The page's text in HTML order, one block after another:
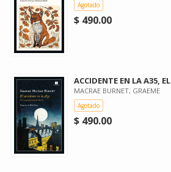
Agotado
$ 490.00
ACCIDENTE EN LA A35, EL
MACRAE BURNET, GRAEME
Agotado
$ 490.00